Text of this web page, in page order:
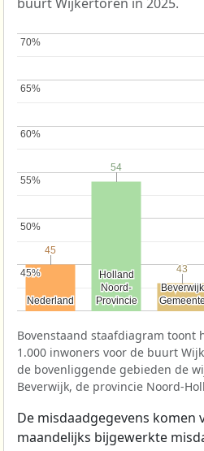
Nederland
Nederland Provincie
Provincie
Noord-
Noord-
Holland
Holland
Beverwijk
Beverwijk
45%
45%
50%
50%
55%
55%
60%
60%
65%
65%
70%
70%
45
45
54
54
43
43
Bovenstaand staafdiagram toont
1.000 inwoners voor de buurt
de bovenliggende gebieden de
Beverwijk, de provincie Noord-
De misdaadgegevens komen
maandelijks bijgewerkte